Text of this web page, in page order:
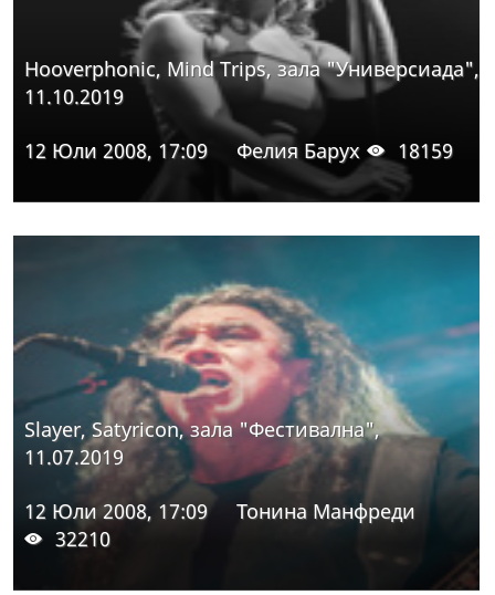
Hooverphonic, Mind Trips, зала "Универсиада",
11.10.2019
12 Юли 2008, 17:09 Фелия Барух 18159
Slayer, Satyricon, зала "Фестивална",
11.07.2019
12 Юли 2008, 17:09
Тонина Манфреди
32210